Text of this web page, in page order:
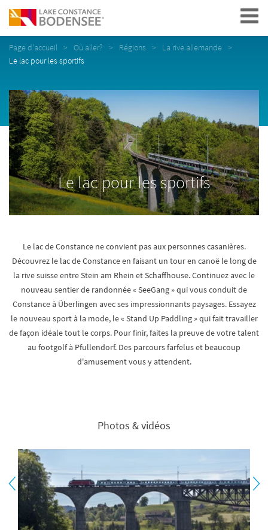
Navigation
Page d'accueil Où aller? Régions
La rive allemande
Le lac pour les sportifs
Le lac pour les sportifs
Le lac de Constance ne convient pas aux personnes casanières.
Découvrez le lac de Constance en faisant un tour en canoë le long de
la rive suisse entre Stein am Rhein et Schaffhouse. Continuez avec le
nouveau sentier de randonnée « SeeGang » qui vous conduit de
Constance à Überlingen avec ses impressionnants paysages. Essayez
le nouveau sport à la mode, le « Stand Up Paddling » qui fait travailler
de façon idéale tout le corps. Pour finir, faites la preuve de votre talent
au footgolf à Pfullendorf. Des parcours farfelus et beaucoup
d'amusement vous y attendent.
Photos & vidéos